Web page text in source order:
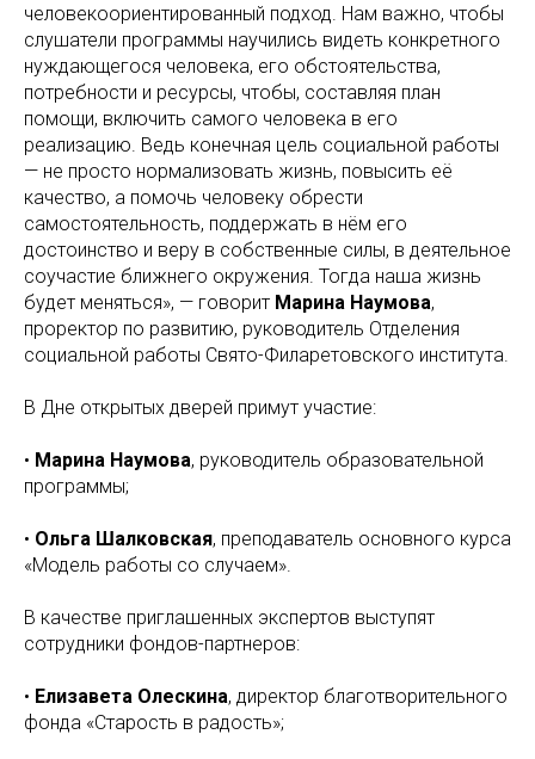
человекоориентированный подход. Нам важно, чтобы
слушатели программы научились видеть конкретного
нуждающегося человека, его обстоятельства,
потребности и ресурсы, чтобы, составляя план
помощи, включить самого человека в его
реализацию. Ведь конечная цель социальной работы
— не просто нормализовать жизнь, повысить её
качество, а помочь человеку обрести
самостоятельность, поддержать в нём его
достоинство и веру в собственные силы, в деятельное
соучастие ближнего окружения. Тогда наша жизнь
будет меняться», — говорит Марина Наумова,
проректор по развитию, руководитель Отделения
социальной работы Свято-Филаретовского института.
В Дне открытых дверей примут участие:
• Марина Наумова, руководитель образовательной
программы;
• Ольга Шалковская, преподаватель основного курса
«Модель работы со случаем».
В качестве приглашенных экспертов выступят
сотрудники фондов-партнеров:
• Елизавета Олескина, директор благотворительного
фонда «Старость в радость»;